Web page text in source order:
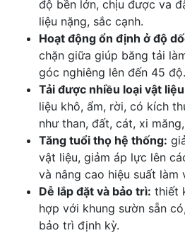
độ bền lớn, chịu được va
liệu nặng, sắc cạnh.
Hoạt động ổn định ở độ
chặn giữa giúp băng tải
góc nghiêng lên đến 45 độ.
Tải được nhiều loại vật
liệu khô, ẩm, rời, có kích
như than, đất, cát, xi
Tăng tuổi thọ hệ thống:
vật liệu, giảm áp lực lên
và nâng cao hiệu suất làm
Dễ lắp đặt và bảo trì: thiết
hợp với khung sườn sẵn
bảo trì định kỳ.